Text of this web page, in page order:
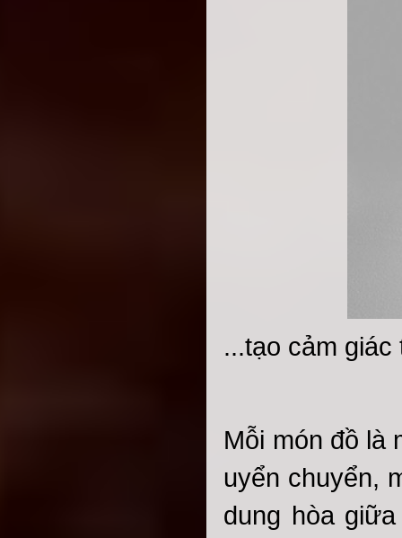
...tạo cảm giác
Mỗi món đồ là
uyển chuyển,
dung hòa